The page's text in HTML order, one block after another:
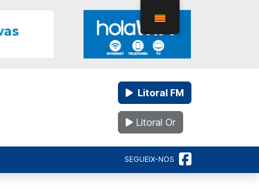
Litoral FM
Litoral Or
SEGUEIX-NOS